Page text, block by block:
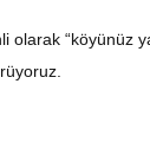
“köyünüz